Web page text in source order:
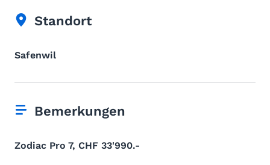
Standort
Safenwil
Bemerkungen
Zodiac Pro 7, CHF 33'990.-